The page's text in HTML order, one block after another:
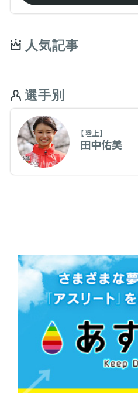
人気記事
選手別
【陸上】
田中佑美